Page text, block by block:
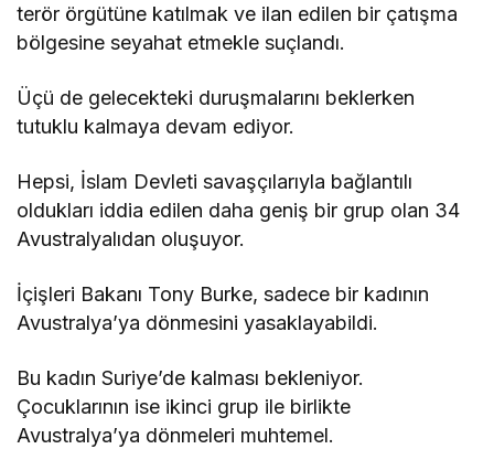
terör örgütüne katılmak ve ilan edilen bir çatışma
bölgesine seyahat etmekle suçlandı.
Üçü de gelecekteki duruşmalarını beklerken
tutuklu kalmaya devam ediyor.
Hepsi, İslam Devleti savaşçılarıyla bağlantılı
oldukları iddia edilen daha geniş bir grup olan 34
Avustralyalıdan oluşuyor.
İçişleri Bakanı Tony Burke, sadece bir kadının
Avustralya’ya dönmesini yasaklayabildi.
Bu kadın Suriye’de kalması bekleniyor.
Çocuklarının ise ikinci grup ile birlikte
Avustralya’ya dönmeleri muhtemel.